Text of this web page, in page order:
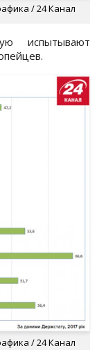
/ 24 Канал
испытывают
/ 24 Канал